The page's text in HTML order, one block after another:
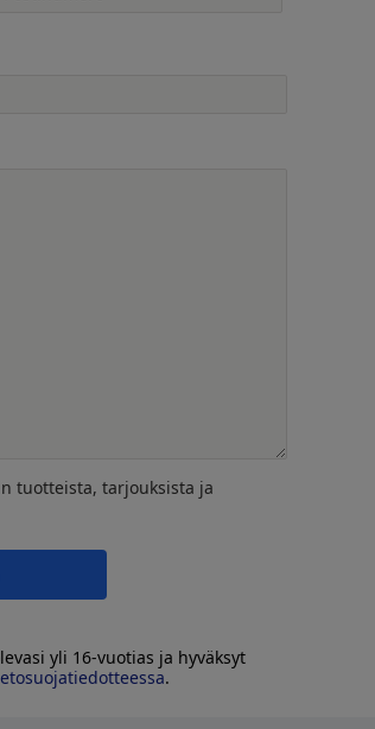
tuotteista, tarjouksista ja
yli 16-vuotias ja hyväksyt
.